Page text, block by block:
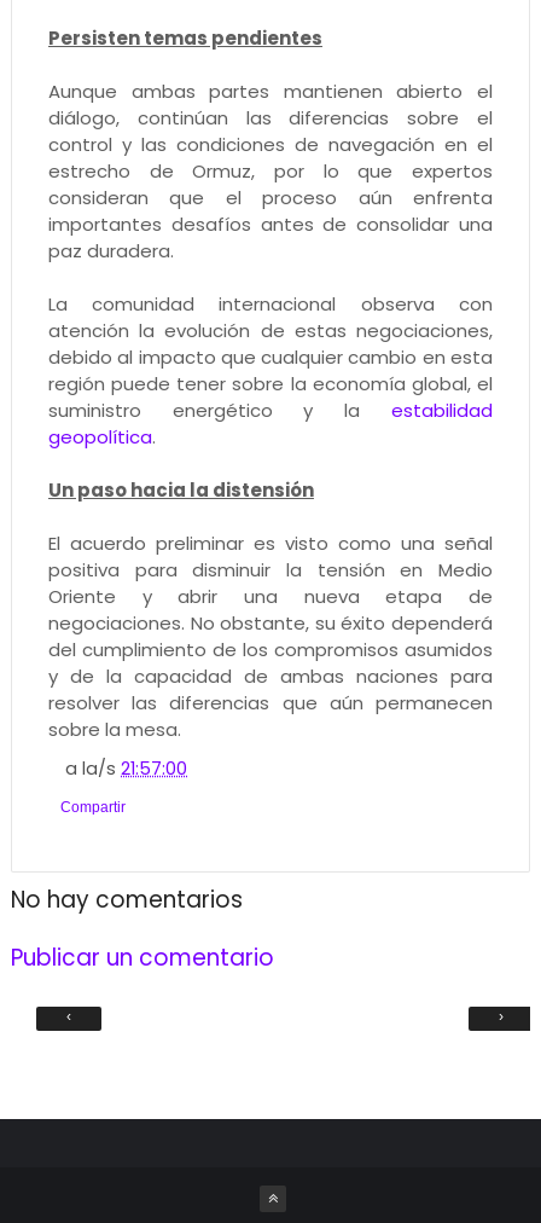
Persisten temas pendientes
Aunque ambas partes mantienen abierto el
diálogo, continúan las diferencias sobre el
control y las condiciones de navegación en el
estrecho de Ormuz, por lo que expertos
consideran que el proceso aún enfrenta
importantes desafíos antes de consolidar una
paz duradera.
La comunidad internacional observa con
atención la evolución de estas negociaciones,
debido al impacto que cualquier cambio en esta
región puede tener sobre la economía global, el
suministro energético y laestabilidad
geopolítica.
Un paso hacia la distensión
El acuerdo preliminar es visto como una señal
positiva para disminuir la tensión en Medio
Oriente y abrir una nueva etapa de
negociaciones. No obstante, su éxito dependerá
del cumplimiento de los compromisos asumidos
y de la capacidad de ambas naciones para
resolver las diferencias que aún permanecen
sobre la mesa.
a la/s21:57:00
Compartir
No hay comentarios
Publicar un comentario
‹ ›